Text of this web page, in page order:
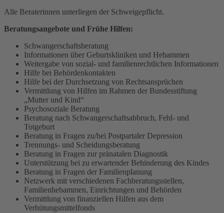
Alle Beraterinnen unterliegen der Schweigepflicht.
Beratungsangebote und Frühe Hilfen:
Schwangerschaftsberatung
Informationen über Geburtskliniken und Hebammen
Weitergabe von sozial- und familienrechtlichen Informationen
Hilfe bei Behördenkontakten
Hilfe bei der Durchsetzung von Rechtsansprüchen
Vermittlung von Hilfen im Rahmen der Bundesstiftung
„Mutter und Kind“
Psychosoziale Beratung
Beratung nach Schwangerschaftsabbruch, Fehl- und
Totgeburt
Beratung in Fragen zu/bei Postpartaler Depression
Trennungs- und Scheidungsberatung
Beratung in Fragen zur pränatalen Diagnostik
Unterstützung bei zu erwartender Behinderung des Kindes
Beratung in Fragen der Familienplanung
Netzwerk mit verschiedenen Fachberatungsstellen,
Familienhebammen, Einrichtungen und Behörden
Vermittlung von finanziellen Hilfen aus dem
Verhütungsmittelfonds